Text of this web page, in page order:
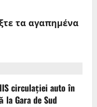
τα αγαπημένα
circulației auto în
la Gara de Sud